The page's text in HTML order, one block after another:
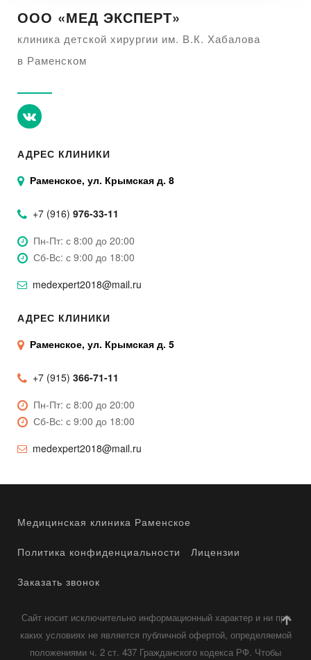
ООО «МЕД ЭКСПЕРТ»
клиника детской хирургии им. В.К. Хабалова
в Раменском
АДРЕС КЛИНИКИ
Раменское, ул. Крымская д. 8
+7 (916) 976-33-11
Пн-Пт: с 8:00 до 20:00
Сб-Вс: с 9:00 до 18:00
medexpert2018@mail.ru
АДРЕС КЛИНИКИ
Раменское, ул. Крымская д. 5
+7 (915) 366-71-11
Пн-Пт: с 8:00 до 20:00
Сб-Вс: с 9:00 до 18:00
medexpert2018@mail.ru
Медицинская клиника Раменское
Политика конфиденциальности Лицензии
Заказать звонок
Сайт носит исключительно информационный характер и ни при
каких условиях не является публичной офертой, определяемой
положениями ч. 2 ст. 437 Гражданского кодекса РФ. Чтобы